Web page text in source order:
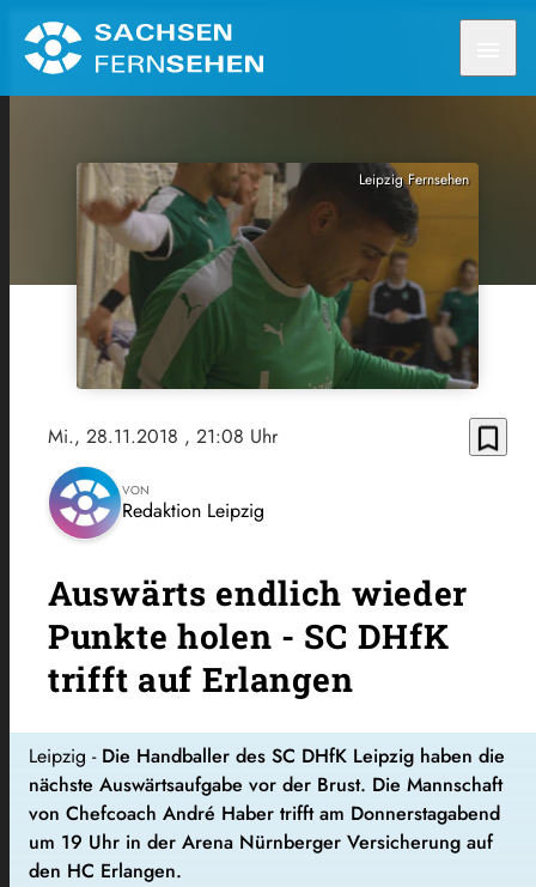
Leipzig Fernsehen
Mi., 28.11.2018 , 21:08 Uhr bookmark_border
VON
Redaktion Leipzig
Auswärts endlich wieder
Punkte holen - SC DHfK
trifft auf Erlangen
Leipzig - Die Handballer des SC DHfK Leipzig haben die
nächste Auswärtsaufgabe vor der Brust. Die Mannschaft
von Chefcoach André Haber trifft am Donnerstagabend
um 19 Uhr in der Arena Nürnberger Versicherung auf
den HC Erlangen.